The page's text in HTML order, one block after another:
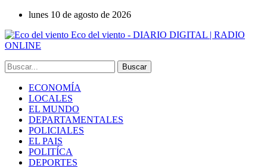
lunes 10 de agosto de 2026
Eco del viento - DIARIO DIGITAL | RADIO
ONLINE
ECONOMÍA
LOCALES
EL MUNDO
DEPARTAMENTALES
POLICIALES
EL PAIS
POLITÍCA
DEPORTES